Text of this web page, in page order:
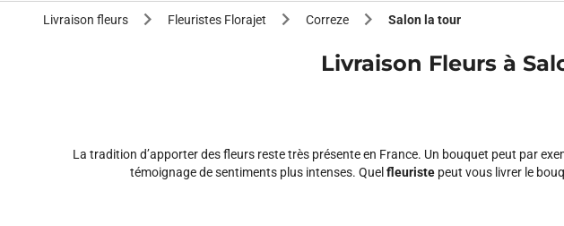
Livraison fleurs Fleuristes Florajet Correze Salon la tour
Livraison Fleurs à
La tradition d’apporter des fleurs reste très présente en France. Un bouquet peut par
témoignage de sentiments plus intenses. Quel fleuriste peut vous livrer le